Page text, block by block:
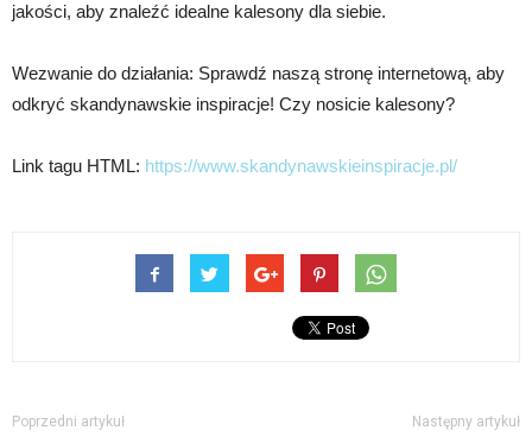
jakości, aby znaleźć idealne kalesony dla siebie.
Wezwanie do działania: Sprawdź naszą stronę internetową, aby
odkryć skandynawskie inspiracje! Czy nosicie kalesony?
Link tagu HTML: https://www.skandynawskieinspiracje.pl/
Poprzedni artykuł Następny artykuł